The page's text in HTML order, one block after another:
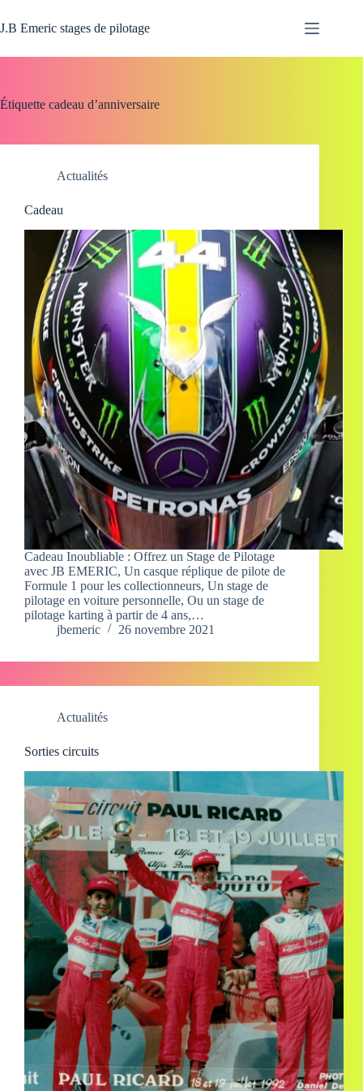
au
contenu
J.B Emeric stages de pilotage
Étiquette cadeau d’anniversaire
Actualités
Cadeau
Cadeau Inoubliable : Offrez un Stage de Pilotage
avec JB EMERIC, Un casque réplique de pilote de
Formule 1 pour les collectionneurs, Un stage de
pilotage en voiture personnelle, Ou un stage de
pilotage karting à partir de 4 ans,…
jbemeric
26 novembre 2021
Actualités
Sorties circuits